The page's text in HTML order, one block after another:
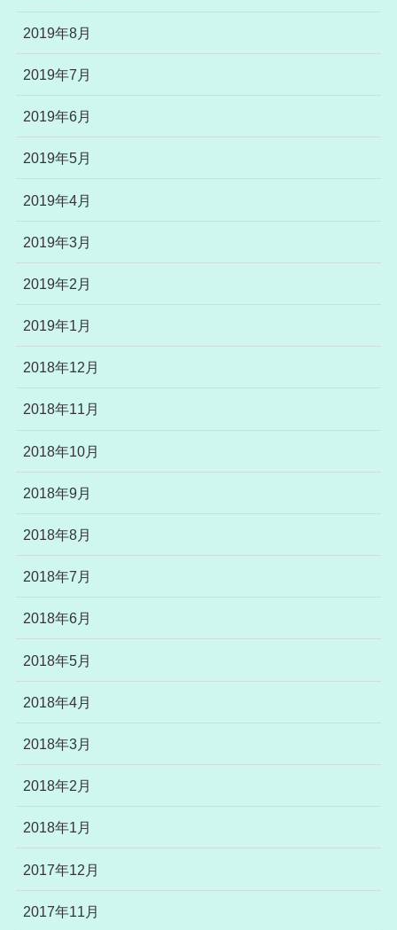
2019年8月
2019年7月
2019年6月
2019年5月
2019年4月
2019年3月
2019年2月
2019年1月
2018年12月
2018年11月
2018年10月
2018年9月
2018年8月
2018年7月
2018年6月
2018年5月
2018年4月
2018年3月
2018年2月
2018年1月
2017年12月
2017年11月